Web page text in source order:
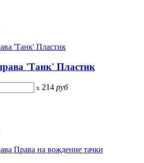
'Танк' Пластик
x 214 руб